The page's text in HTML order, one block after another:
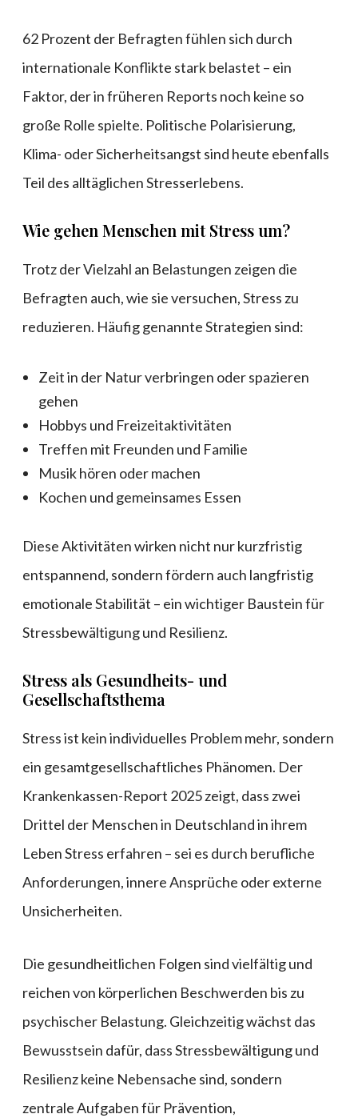
62 Prozent der Befragten fühlen sich durch
internationale Konflikte stark belastet – ein
Faktor, der in früheren Reports noch keine so
große Rolle spielte. Politische Polarisierung,
Klima- oder Sicherheitsangst sind heute ebenfalls
Teil des alltäglichen Stresserlebens.
Wie gehen Menschen mit Stress um?
Trotz der Vielzahl an Belastungen zeigen die
Befragten auch, wie sie versuchen, Stress zu
reduzieren. Häufig genannte Strategien sind:
Zeit in der Natur verbringen oder spazieren
gehen
Hobbys und Freizeitaktivitäten
Treffen mit Freunden und Familie
Musik hören oder machen
Kochen und gemeinsames Essen
Diese Aktivitäten wirken nicht nur kurzfristig
entspannend, sondern fördern auch langfristig
emotionale Stabilität – ein wichtiger Baustein für
Stressbewältigung und Resilienz.
Stress als Gesundheits- und
Gesellschaftsthema
Stress ist kein individuelles Problem mehr, sondern
ein gesamtgesellschaftliches Phänomen. Der
Krankenkassen-Report 2025 zeigt, dass zwei
Drittel der Menschen in Deutschland in ihrem
Leben Stress erfahren – sei es durch berufliche
Anforderungen, innere Ansprüche oder externe
Unsicherheiten.
Die gesundheitlichen Folgen sind vielfältig und
reichen von körperlichen Beschwerden bis zu
psychischer Belastung. Gleichzeitig wächst das
Bewusstsein dafür, dass Stressbewältigung und
Resilienz keine Nebensache sind, sondern
zentrale Aufgaben für Prävention,